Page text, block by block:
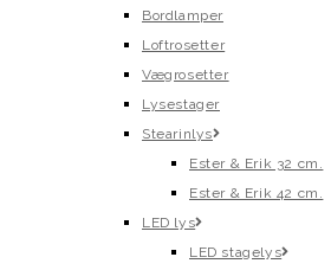
Bordlamper
Loftrosetter
Vægrosetter
Lysestager
Stearinlys
Ester & Erik 32 cm.
Ester & Erik 42 cm.
LED lys
LED stagelys